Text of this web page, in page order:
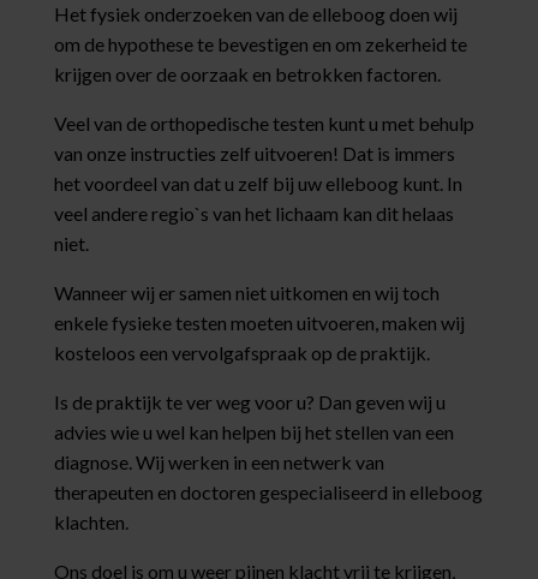
Het fysiek onderzoeken van de elleboog doen wij
om de hypothese te bevestigen en om zekerheid te
krijgen over de oorzaak en betrokken factoren.
Veel van de orthopedische testen kunt u met behulp
van onze instructies zelf uitvoeren! Dat is immers
het voordeel van dat u zelf bij uw elleboog kunt. In
veel andere regio`s van het lichaam kan dit helaas
niet.
Wanneer wij er samen niet uitkomen en wij toch
enkele fysieke testen moeten uitvoeren, maken wij
kosteloos een vervolgafspraak op de praktijk.
Is de praktijk te ver weg voor u? Dan geven wij u
advies wie u wel kan helpen bij het stellen van een
diagnose. Wij werken in een netwerk van
therapeuten en doctoren gespecialiseerd in elleboog
klachten.
Ons doel is om u weer pijnen klacht vrij te krijgen,